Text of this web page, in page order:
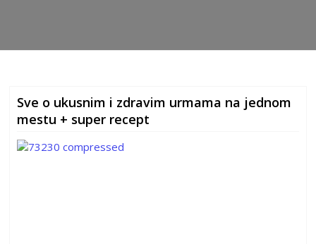
Sve o ukusnim i zdravim urmama na jednom
mestu + super recept